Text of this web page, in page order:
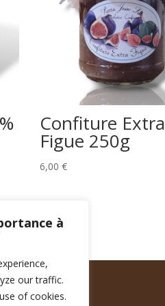
à
our traffic.
of cookies.
Confiture Extra
Figue 250g
6,00 €